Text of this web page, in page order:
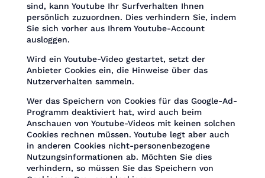
sind, kann Youtube Ihr Surfverhalten Ihnen
persönlich zuzuordnen. Dies verhindern Sie, indem
Sie sich vorher aus Ihrem Youtube-Account
ausloggen.
Wird ein Youtube-Video gestartet, setzt der
Anbieter Cookies ein, die Hinweise über das
Nutzerverhalten sammeln.
Wer das Speichern von Cookies für das Google-Ad-
Programm deaktiviert hat, wird auch beim
Anschauen von Youtube-Videos mit keinen solchen
Cookies rechnen müssen. Youtube legt aber auch
in anderen Cookies nicht-personenbezogene
Nutzungsinformationen ab. Möchten Sie dies
verhindern, so müssen Sie das Speichern von